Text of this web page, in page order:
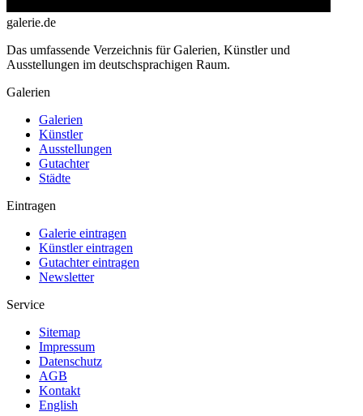
galerie.de
Das umfassende Verzeichnis für Galerien, Künstler und
Ausstellungen im deutschsprachigen Raum.
Galerien
Galerien
Künstler
Ausstellungen
Gutachter
Städte
Eintragen
Galerie eintragen
Künstler eintragen
Gutachter eintragen
Newsletter
Service
Sitemap
Impressum
Datenschutz
AGB
Kontakt
English